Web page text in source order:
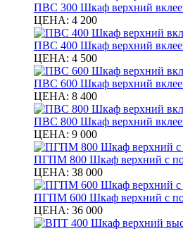
ПВС 300 Шкаф верхний
ЦЕНА: 4 200
ПВС 400 Шкаф верхний
ЦЕНА: 4 500
ПВС 600 Шкаф верхний
ЦЕНА: 8 400
ПВС 800 Шкаф верхний
ЦЕНА: 9 000
ПГПМ 800 Шкаф верхний с
ЦЕНА: 38 000
ПГПМ 600 Шкаф верхний с
ЦЕНА: 36 000